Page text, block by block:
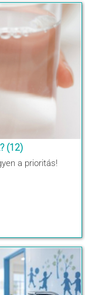
(12)
a prioritás!